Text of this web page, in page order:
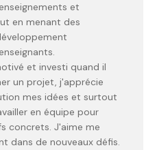
et
en menant des
et investi quand il
un projet, j'apprécie
mes idées et surtout
en équipe pour
concrets. J'aime me
dans de nouveaux défis.